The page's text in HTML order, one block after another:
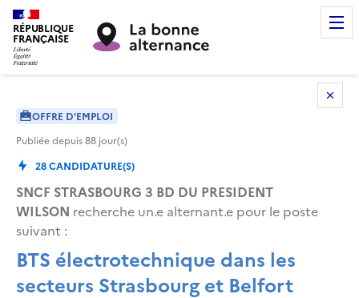
RÉPUBLIQUE
FRANÇAISE
OFFRE D'EMPLOI
Publiée depuis88 jour(s)
28CANDIDATURE(S)
SNCF STRASBOURG 3 BD DU PRESIDENT
WILSON recherche un.e alternant.e pour le poste
suivant :
BTS électrotechnique dans les
secteurs Strasbourg et Belfort